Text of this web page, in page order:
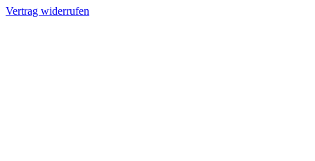
Vertrag widerrufen